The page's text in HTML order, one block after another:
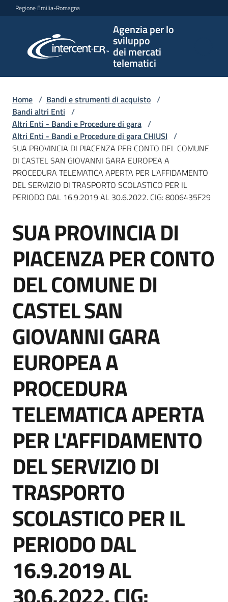
Vai al contenuto
Vai alla navigazione
Vai al footer
Regione Emilia-Romagna
Agenzia per lo
sviluppo
dei mercati
telematici
per lo
sviluppo
telematici
L'Agenzia
Bandi
e
di
acquisto
Supporto
Piattaforme
telematiche
English
Seguici
su
Home / Bandi e strumenti di acquisto /
Bandi altri Enti /
Altri Enti - Bandi e Procedure di gara /
Altri Enti - Bandi e Procedure di gara CHIUSI /
SUA PROVINCIA DI PIACENZA PER CONTO DEL COMUNE
DI CASTEL SAN GIOVANNI GARA EUROPEA A
PROCEDURA TELEMATICA APERTA PER L'AFFIDAMENTO
DEL SERVIZIO DI TRASPORTO SCOLASTICO PER IL
PERIODO DAL 16.9.2019 AL 30.6.2022. CIG: 8006435F29
Salta al contenuto
SUA PROVINCIA DI
PIACENZA PER CONTO
DEL COMUNE DI
CASTEL SAN
GIOVANNI GARA
EUROPEA A
PROCEDURA
TELEMATICA APERTA
PER L'AFFIDAMENTO
DEL SERVIZIO DI
TRASPORTO
SCOLASTICO PER IL
PERIODO DAL
16.9.2019 AL